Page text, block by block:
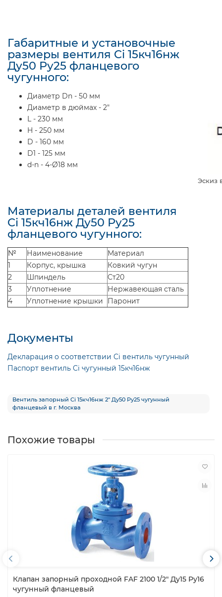
Габаритные и установочные
размеры вентиля Ci 15кч16нж
Ду50 Ру25 фланцевого
чугунного:
Диаметр Dn - 50 мм
Диаметр в дюймах - 2"
L - 230 мм
H - 250 мм
D - 160 мм
D1 - 125 мм
d-n - 4-Ø18 мм
Материалы деталей вентиля
Ci 15кч16нж Ду50 Ру25
фланцевого чугунного:
№ Наименование
Материал
1
Корпус, крышка
Ковкий чугун
2
Шпиндель
Ст20
3
Уплотнение
Нержавеющая сталь
4
Уплотнение крышки Паронит
Эскиз
Документы
Декларация о соответствии Ci вентиль чугунный
Паспорт вентиль Ci чугунный 15кч16нж
Вентиль запорный Ci 15кч16нж 2″ Ду50 Ру25 чугунный
фланцевый в г. Москва
Похожие товары
Клапан запорный проходной FAF 2100 1/2″ Ду15 Ру16
чугунный фланцевый